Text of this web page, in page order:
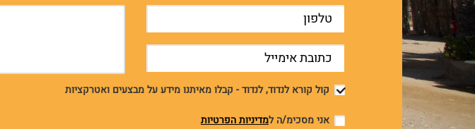
קול קורא לנדוד, לנדוד - קבלו מאיתנו מידע על מבצעים ואטרקציות
אני מסכימ/ה למדיניות הפרטיות